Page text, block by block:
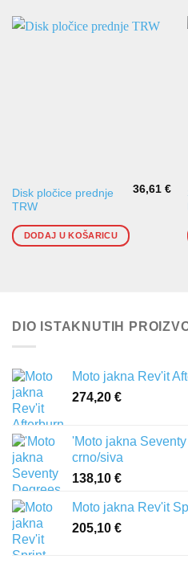
Disk pločice prednje
TRW
36,61€
DODAJ U KOŠARICU
DIO ISTAKNUTIH
Moto jakna Rev'it
274,20 €
'Moto jakna
crno/siva
138,10 €
Moto jakna Rev'it
205,10 €